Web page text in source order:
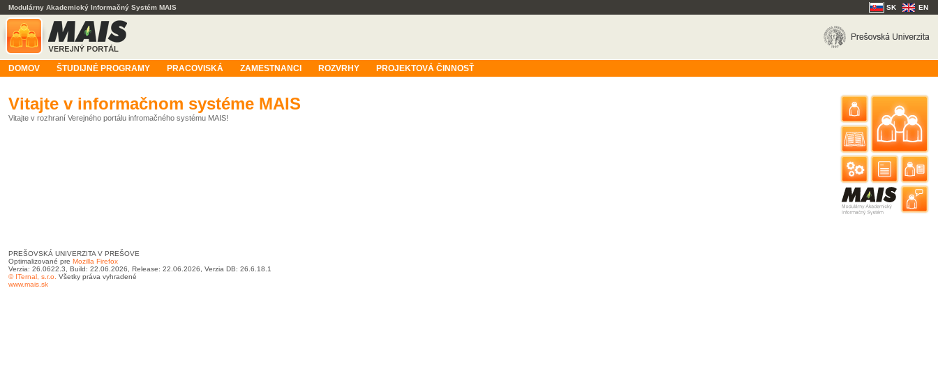
Modulárny Akademický Informačný Systém MAIS SK EN
DOMOV ŠTUDIJNÉ PROGRAMY PRACOVISKÁ ZAMESTNANCI ROZVRHY PROJEKTOVÁ ČINNOSŤ
Vitajte v informačnom systéme MAIS
Vitajte v rozhraní Verejného portálu infromačného systému MAIS!
PREŠOVSKÁ UNIVERZITA V PREŠOVE
Optimalizované pre Mozilla Firefox
Verzia: 26.0622.3, Build: 22.06.2026, Release: 22.06.2026, Verzia DB: 26.6.18.1
© ITernal, s.r.o. Všetky práva vyhradené
www.mais.sk